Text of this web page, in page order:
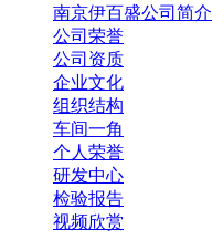
南京伊百盛公司简介
公司荣誉
公司资质
企业文化
组织结构
车间一角
个人荣誉
研发中心
检验报告
视频欣赏